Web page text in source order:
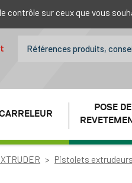
POSE DE
Pistolets extrudeurs
contrôle sur ceux que vous